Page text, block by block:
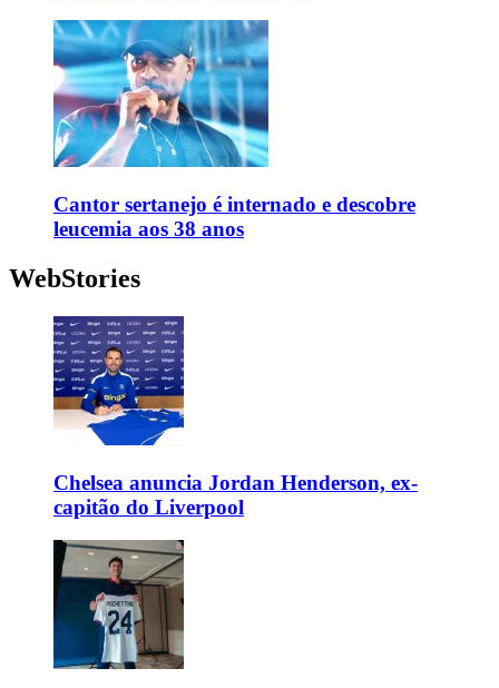
Cantor sertanejo é internado e descobre
leucemia aos 38 anos
WebStories
Chelsea anuncia Jordan Henderson, ex-
capitão do Liverpool